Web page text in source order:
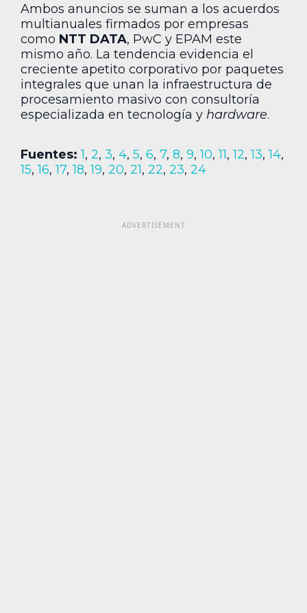
Ambos anuncios se suman a los acuerdos
multianuales firmados por empresas
como NTT DATA, PwC y EPAM este
mismo año. La tendencia evidencia el
creciente apetito corporativo por paquetes
integrales que unan la infraestructura de
procesamiento masivo con consultoría
especializada en tecnología y hardware.
Fuentes: 1, 2, 3, 4, 5, 6, 7, 8, 9,10,11,12,13,14,
15,16,17,18,19, 20, 21, 22, 23, 24